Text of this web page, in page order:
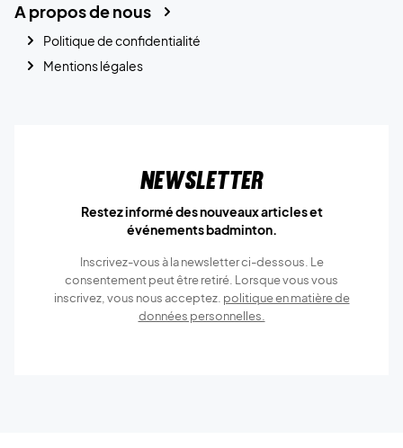
A propos de nous
Politique de confidentialité
Mentions légales
Newsletter
Restez informé des nouveaux articles et
événements badminton.
Inscrivez-vous à la newsletter ci-dessous. Le
consentement peut être retiré. Lorsque vous vous
inscrivez, vous nous acceptez. politique en matière de
données personnelles.